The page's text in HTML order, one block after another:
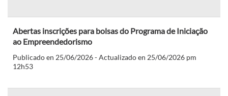
Abertas inscrições para bolsas do Programa de Iniciação
ao Empreendedorismo
Publicado en 25/06/2026 - Actualizado en 25/06/2026 pm
12h53